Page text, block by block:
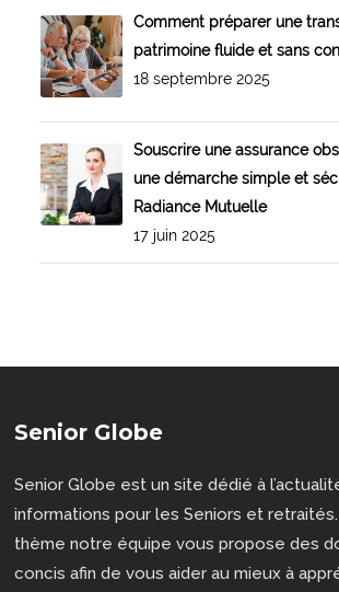
Comment préparer une
patrimoine fluide et sans
18 septembre 2025
Souscrire une assurance
une démarche simple et
Radiance Mutuelle
17 juin 2025
Senior Globe
Senior Globe est un site dédié à
informations pour les Seniors et
thème notre équipe vous propose des
concis afin de vous aider au mieux à